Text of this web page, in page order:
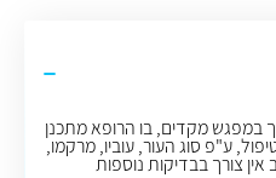
במפגש מקדים, בו הרופא מתכנן
ע"פ סוג העור, עוביו, מרקמו,
צורך בבדיקות נוספות